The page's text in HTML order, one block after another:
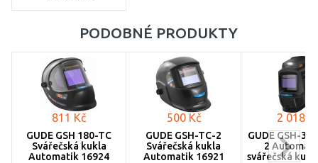
PODOBNÉ PRODUKTY
811 Kč
GÜDE GSH 180-TC
Svářečská kukla
Automatik 16924
500 Kč
GÜDE GSH-TC-2
Svářečská kukla
Automatik 16921
2 018
GÜDE GSH-
2
svářečská